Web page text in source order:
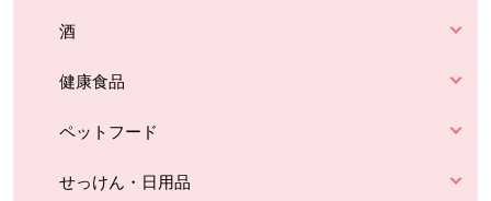
酒
健康食品
ペットフード
せっけん・日用品